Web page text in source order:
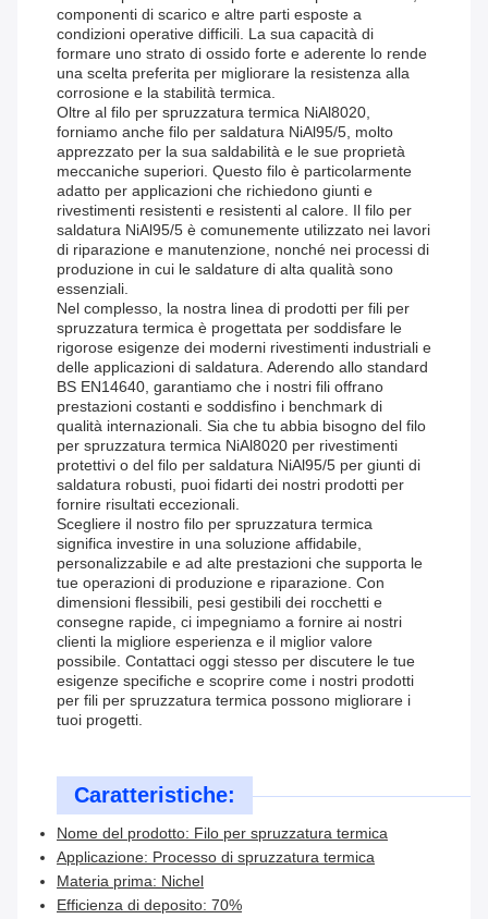
componenti di scarico e altre parti esposte a
condizioni operative difficili. La sua capacità di
formare uno strato di ossido forte e aderente lo rende
una scelta preferita per migliorare la resistenza alla
corrosione e la stabilità termica.
Oltre al filo per spruzzatura termica NiAl8020,
forniamo anche filo per saldatura NiAl95/5, molto
apprezzato per la sua saldabilità e le sue proprietà
meccaniche superiori. Questo filo è particolarmente
adatto per applicazioni che richiedono giunti e
rivestimenti resistenti e resistenti al calore. Il filo per
saldatura NiAl95/5 è comunemente utilizzato nei lavori
di riparazione e manutenzione, nonché nei processi di
produzione in cui le saldature di alta qualità sono
essenziali.
Nel complesso, la nostra linea di prodotti per fili per
spruzzatura termica è progettata per soddisfare le
rigorose esigenze dei moderni rivestimenti industriali e
delle applicazioni di saldatura. Aderendo allo standard
BS EN14640, garantiamo che i nostri fili offrano
prestazioni costanti e soddisfino i benchmark di
qualità internazionali. Sia che tu abbia bisogno del filo
per spruzzatura termica NiAl8020 per rivestimenti
protettivi o del filo per saldatura NiAl95/5 per giunti di
saldatura robusti, puoi fidarti dei nostri prodotti per
fornire risultati eccezionali.
Scegliere il nostro filo per spruzzatura termica
significa investire in una soluzione affidabile,
personalizzabile e ad alte prestazioni che supporta le
tue operazioni di produzione e riparazione. Con
dimensioni flessibili, pesi gestibili dei rocchetti e
consegne rapide, ci impegniamo a fornire ai nostri
clienti la migliore esperienza e il miglior valore
possibile. Contattaci oggi stesso per discutere le tue
esigenze specifiche e scoprire come i nostri prodotti
per fili per spruzzatura termica possono migliorare i
tuoi progetti.
Caratteristiche:
Nome del prodotto: Filo per spruzzatura termica
Applicazione: Processo di spruzzatura termica
Materia prima: Nichel
Efficienza di deposito: 70%